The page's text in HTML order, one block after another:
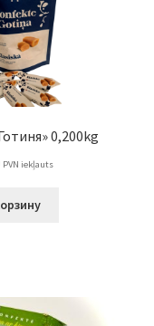
0,200kg
PVN iekļauts